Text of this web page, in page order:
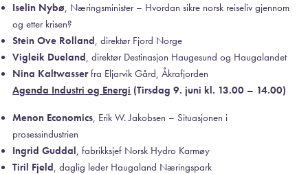
Iselin Nybø, Næringsminister – Hvordan sikre norsk reiseliv gjennom
og etter krisen?
Stein Ove Rolland, direktør Fjord Norge
Vigleik Dueland, direktør Destinasjon Haugesund og Haugalandet
Nina Kaltwasserfra Eljarvik Gård, Åkrafjorden
Agenda Industri og Energi (Tirsdag 9. juni kl. 13.00 – 14.00)
Menon Economics, Erik W. Jakobsen – Situasjonen i
prosessindustrien
Ingrid Guddal, fabrikksjef Norsk Hydro Karmøy
Tiril Fjeld, daglig leder Haugaland Næringspark